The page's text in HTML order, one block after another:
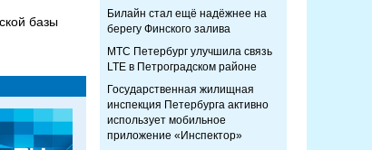
базы
Билайн стал ещё надёжнее на
берегу Финского залива
МТС Петербург улучшила связь
LTE в Петроградском районе
Государственная жилищная
инспекция Петербурга активно
использует мобильное
приложение «Инспектор»